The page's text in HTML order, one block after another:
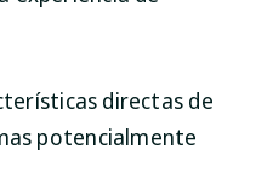
directas de
potencialmente